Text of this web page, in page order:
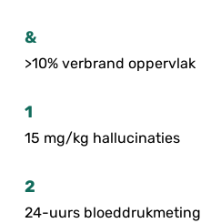
&
>10% verbrand oppervlak
1
15 mg/kg hallucinaties
2
24-uurs bloeddrukmeting